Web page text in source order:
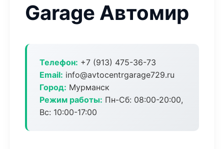
Garage Автомир
Телефон: +7 (913) 475-36-73
Email: info@avtocentrgarage729.ru
Город: Мурманск
Режим работы: Пн-Сб: 08:00-20:00,
Вс: 10:00-17:00